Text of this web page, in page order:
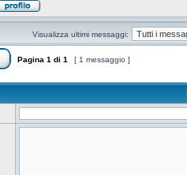
Visualizza ultimi messaggi:
Pagina 1 di 1 [ 1 messaggio ]